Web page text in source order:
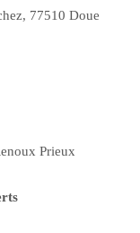
77510 Doue
Prieux